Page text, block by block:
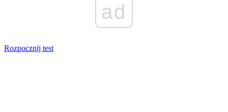
ad
Rozpocznij test